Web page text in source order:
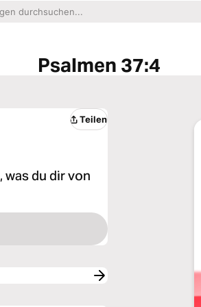
Psalmen 37:4
Teilen
was du dir von